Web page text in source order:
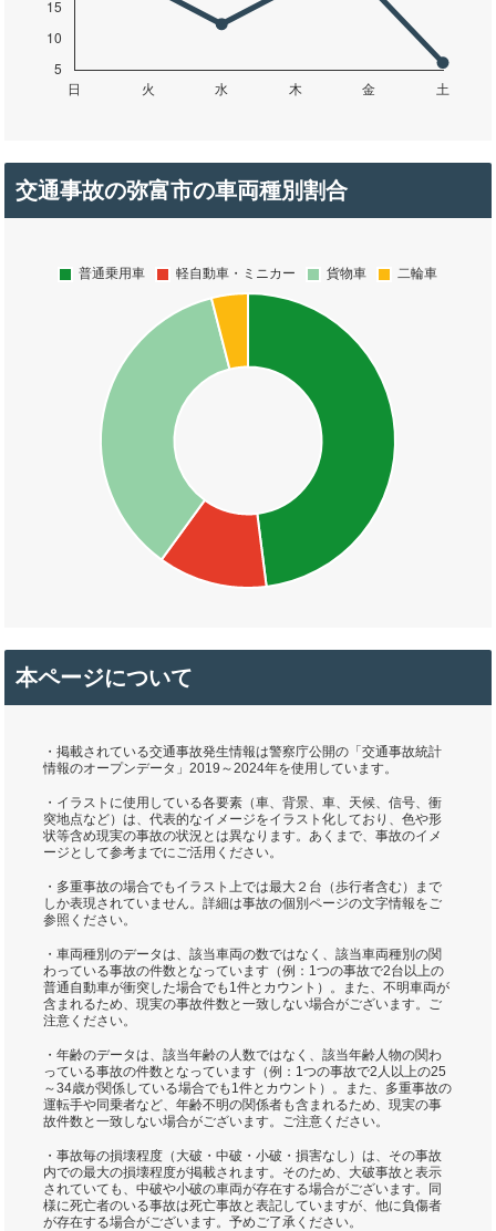
交通事故の弥富市の車両種別割合
本ページについて
・掲載されている交通事故発生情報は警察庁公開の「交通事故統計
情報のオープンデータ」2019～2024年を使用しています。
・イラストに使用している各要素（車、背景、車、天候、信号、衝
突地点など）は、代表的なイメージをイラスト化しており、色や形
状等含め現実の事故の状況とは異なります。あくまで、事故のイメ
ージとして参考までにご活用ください。
・多重事故の場合でもイラスト上では最大２台（歩行者含む）まで
しか表現されていません。詳細は事故の個別ページの文字情報をご
参照ください。
・車両種別のデータは、該当車両の数ではなく、該当車両種別の関
わっている事故の件数となっています（例：1つの事故で2台以上の
普通自動車が衝突した場合でも1件とカウント）。また、不明車両が
含まれるため、現実の事故件数と一致しない場合がございます。ご
注意ください。
・年齢のデータは、該当年齢の人数ではなく、該当年齢人物の関わ
っている事故の件数となっています（例：1つの事故で2人以上の25
～34歳が関係している場合でも1件とカウント）。また、多重事故の
運転手や同乗者など、年齢不明の関係者も含まれるため、現実の事
故件数と一致しない場合がございます。ご注意ください。
・事故毎の損壊程度（大破・中破・小破・損害なし）は、その事故
内での最大の損壊程度が掲載されます。そのため、大破事故と表示
されていても、中破や小破の車両が存在する場合がございます。同
様に死亡者のいる事故は死亡事故と表記していますが、他に負傷者
が存在する場合がございます。予めご了承ください。